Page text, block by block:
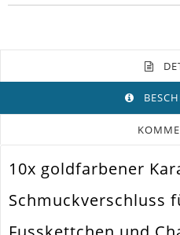
Farbe Gold
Funktion
Spezifikation
10x goldfarbener
Schmuckverschluss